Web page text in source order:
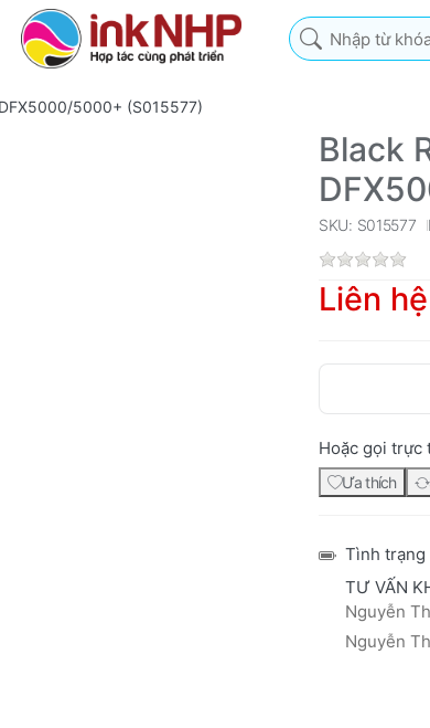
Nhập từ khóa tìm
5000+ (S015577)
Black
SKU: S015577
Liên hệ
Hoặc gọi trực
Ưa thích
Tình trạng
TƯ VẤN
Nguyễn
Nguyễn